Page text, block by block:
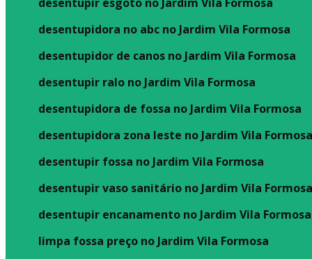
desentupir esgoto no Jardim Vila Formosa
desentupidora no abc no Jardim Vila Formosa
desentupidor de canos no Jardim Vila Formosa
desentupir ralo no Jardim Vila Formosa
desentupidora de fossa no Jardim Vila Formosa
desentupidora zona leste no Jardim Vila
desentupir fossa no Jardim Vila Formosa
desentupir vaso sanitário no Jardim Vila
desentupir encanamento no Jardim Vila Formosa
limpa fossa preço no Jardim Vila Formosa